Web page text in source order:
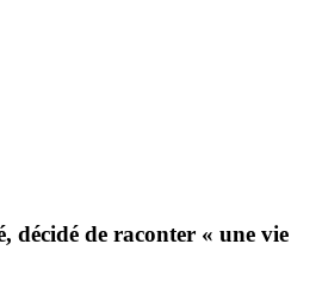
décidé de raconter « une vie